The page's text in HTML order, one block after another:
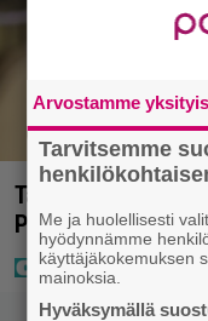
Tältä näyttää
Portugalissa –
Arvostamme
Tarvitsemme
Me ja huolellisesti
hyödynnämme
käyttäjäkokemuksen
mainoksia.
Hyväksymällä